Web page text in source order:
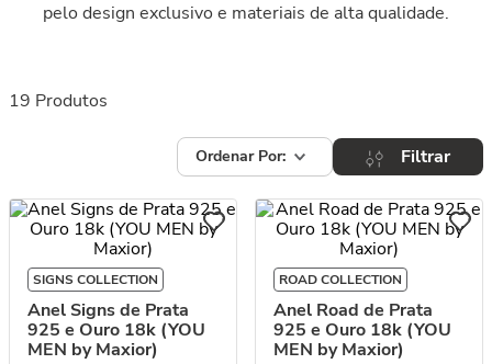
pelo design exclusivo e materiais de alta qualidade.
19 Produtos
Filtrar
SIGNS COLLECTION
Anel Signs de Prata
925 e Ouro 18k (YOU
MEN by Maxior)
ROAD COLLECTION
Anel Road de Prata
925 e Ouro 18k (YOU
MEN by Maxior)